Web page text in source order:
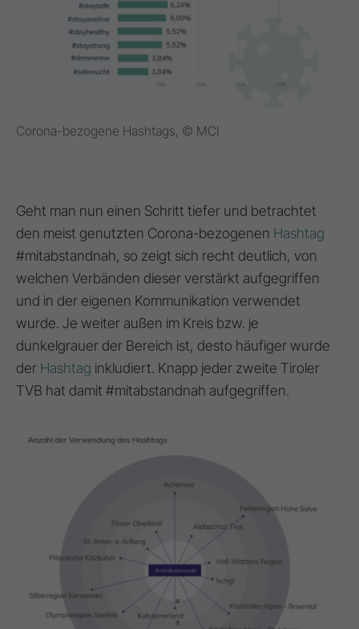
Corona-bezogene Hashtags, © MCI
Geht man nun einen Schritt tiefer und betrachtet
den meist genutzten Corona-bezogenen Hashtag
#mitabstandnah, so zeigt sich recht deutlich, von
welchen Verbänden dieser verstärkt aufgegriffen
und in der eigenen Kommunikation verwendet
wurde. Je weiter außen im Kreis bzw. je
dunkelgrauer der Bereich ist, desto häufiger wurde
der Hashtag inkludiert. Knapp jeder zweite Tiroler
TVB hat damit #mitabstandnah aufgegriffen.